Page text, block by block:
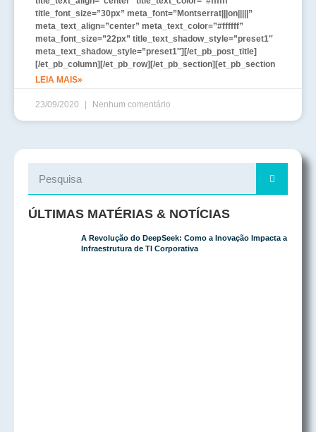
title_font_size=”30px” meta_font=”Montserrat|||on|||||”
meta_text_align=”center” meta_text_color=”#ffffff”
meta_font_size=”22px” title_text_shadow_style=”preset1″
meta_text_shadow_style=”preset1″][/et_pb_post_title]
[/et_pb_column][/et_pb_row][/et_pb_section][et_pb_section
LEIA MAIS»
23/09/2020 Nenhum comentário
ÚLTIMAS MATÉRIAS & NOTÍCIAS
A Revolução do DeepSeek: Como a Inovação Impacta a
Infraestrutura de TI Corporativa